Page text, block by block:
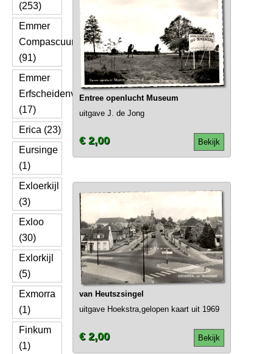
(253)
Emmer
Compascuum
(91)
Emmer
Erfscheidenveen
(17)
Erica (23)
Eursinge
(1)
Exloerkijl
(3)
Exloo
(30)
Exlorkijl
(5)
Exmorra
(1)
Finkum
(1)
Entree openlucht Museum
uitgave J. de Jong
Bekijk
€ 2,00
van Heutszsingel
uitgave Hoekstra,gelopen kaart uit 1969
Bekijk
€ 2,00